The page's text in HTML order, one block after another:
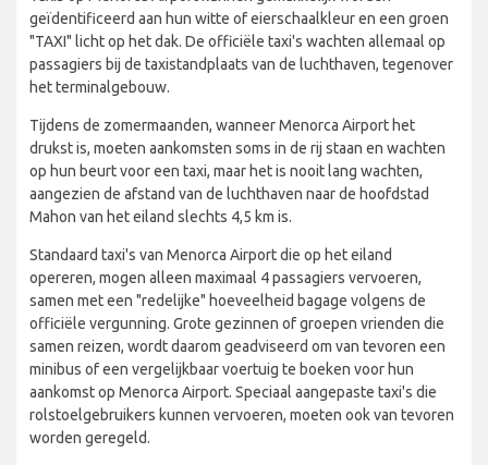
geïdentificeerd aan hun witte of eierschaalkleur en een groen
"TAXI" licht op het dak. De officiële taxi's wachten allemaal op
passagiers bij de taxistandplaats van de luchthaven, tegenover
het terminalgebouw.
Tijdens de zomermaanden, wanneer Menorca Airport het
drukst is, moeten aankomsten soms in de rij staan en wachten
op hun beurt voor een taxi, maar het is nooit lang wachten,
aangezien de afstand van de luchthaven naar de hoofdstad
Mahon van het eiland slechts 4,5 km is.
Standaard taxi's van Menorca Airport die op het eiland
opereren, mogen alleen maximaal 4 passagiers vervoeren,
samen met een "redelijke" hoeveelheid bagage volgens de
officiële vergunning. Grote gezinnen of groepen vrienden die
samen reizen, wordt daarom geadviseerd om van tevoren een
minibus of een vergelijkbaar voertuig te boeken voor hun
aankomst op Menorca Airport. Speciaal aangepaste taxi's die
rolstoelgebruikers kunnen vervoeren, moeten ook van tevoren
worden geregeld.